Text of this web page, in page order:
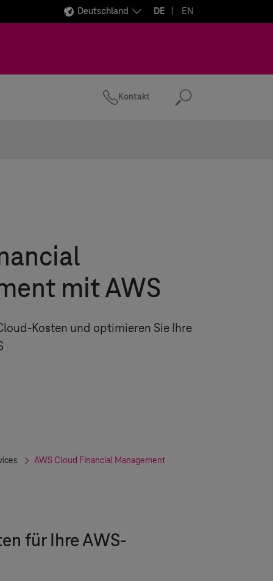
Deutschland DE EN
Kontakt Suchen
mit AWS
Kosten und optimieren Sie Ihre
AWS Cloud Financial Management
für Ihre AWS-